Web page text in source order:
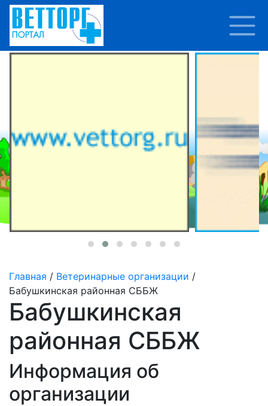
Главная / Ветеринарные организации /
Бабушкинская районная СББЖ
Бабушкинская
районная СББЖ
Информация об
организации